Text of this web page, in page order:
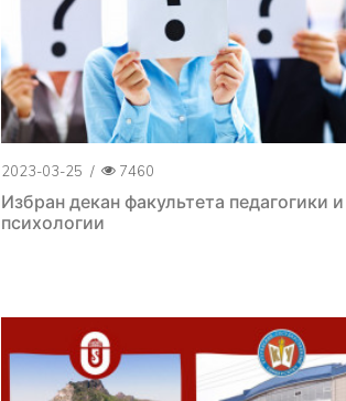
2023-03-25 / 7460
Избран декан факультета педагогики и
психологии